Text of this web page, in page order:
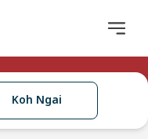
Koh Ngai